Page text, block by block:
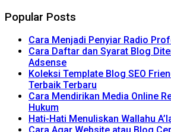
Popular Posts
Cara Menjadi Penyiar Radio
Cara Daftar dan Syarat Blog
Adsense
Koleksi Template Blog SEO
Terbaik Terbaru
Cara Mendirikan Media Online
Hukum
Hati-Hati Menuliskan Wallahu